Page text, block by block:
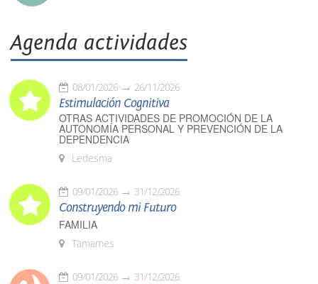
Agenda actividades
08/01/2026 26/11/2026
Estimulación Cognitiva
OTRAS ACTIVIDADES DE PROMOCIÓN DE LA
AUTONOMÍA PERSONAL Y PREVENCIÓN DE LA
DEPENDENCIA
Ledesma
09/01/2026 31/12/2026
Construyendo mi Futuro
FAMILIA
Tamames
09/01/2026 31/12/2026